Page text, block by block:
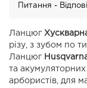
Питання -
Ланцюг
різу, з зубом по
Ланцюг
та
арбористів, для